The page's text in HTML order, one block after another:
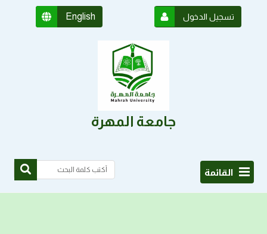
English تسجيل الدخول
جامعة المهرة
القائمة